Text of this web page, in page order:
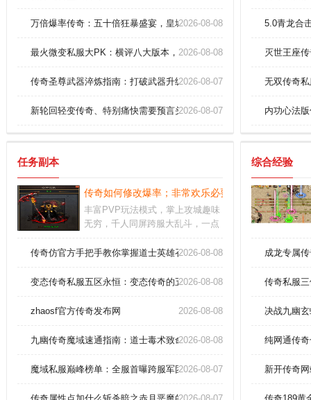
万倍爆率传奇：五十倍狂暴盛宴，皇城争霸一触即发！
2026-08-08
最火微变私服大PK：横评八大版本，引爆你的热血魂！
2026-08-08
传奇圣尊武器淬炼指南：打破武器升级壁垒的终极秘术
2026-08-07
新轮回轻变传奇、特别痛快需要预言头盔(战)。
2026-08-07
5.0青龙合
灭世王座
无双传奇
内功心法
任务副本
传奇如何修改爆率；非常欢乐必要强化真魂手镯！
丰富PVP玩法模式，掌上攻城趣味
无穷，千人同屏跨服大乱斗，一点
业都得到了平衡性的增强，竞技模
可以增加获得经验值的速度，但要
限，不要浪费。
传奇仿官方手把手教你掌握道士英雄召唤神兽！
2026-08-08
变态传奇私服五区永恒：变态传奇的五区永恒服务器，永恒神话此刻
2026-08-08
zhaosf官方传奇发布网 2026-08-08
九幽传奇魔域速通指南：道士毒术致命叠加技巧！
2026-08-08
魔域私服巅峰榜单：全服首曝跨服军团战实录，王者之争永不落幕！
2026-08-07
综合经验
成龙专属
传奇私服
决战九幽
纯网通传
新开传奇